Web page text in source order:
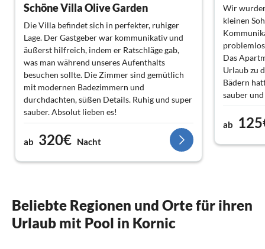
Schöne Villa Olive Garden
Die Villa befindet sich in perfekter, ruhiger
Lage. Der Gastgeber war kommunikativ und
äußerst hilfreich, indem er Ratschläge gab,
was man während unseres Aufenthalts
besuchen sollte. Die Zimmer sind gemütlich
mit modernen Badezimmern und
durchdachten, süßen Details. Ruhig und super
sauber. Absolut lieben es!
ab 320€ Nacht
Wir
kleinen
Das
Urlaub zu
Bädern
sauber
in der
mehrere
Die
(sehr zu
ab
Beliebte Regionen und Orte für ihren
Urlaub mit Pool in Kornic